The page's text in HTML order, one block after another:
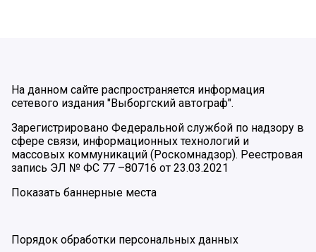
На данном сайте распространяется информация
сетевого издания "Выборгский автограф".
Зарегистрировано Федеральной службой по надзору в
сфере связи, информационных технологий и
массовых коммуникаций (Роскомнадзор). Реестровая
запись ЭЛ № ФС 77 –80716 от 23.03.2021
Показать баннерные места
Порядок обработки персональных данных